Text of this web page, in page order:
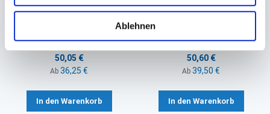
Ablehnen
Kordelzugbeutel LDPE mit
300x500x0,05mm
50,05 €
Ab 36,25 €
In den Warenkorb
Kordelzugbeutel LDPE mit
200x300x0,05mm
50,60 €
Ab 39,50 €
In den Warenkorb